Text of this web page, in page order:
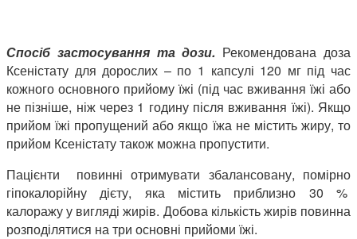
Спосіб застосування та дози. Рекомендована доза
Ксеністату для дорослих – по 1 капсулі 120 мг під час
кожного основного прийому їжі (під час вживання їжі або
не пізніше, ніж через 1 годину після вживання їжі). Якщо
прийом їжі пропущений або якщо їжа не містить жиру, то
прийом Ксеністату також можна пропустити.
Пацієнти повинні отримувати збалансовану, помірно
гіпокалорійну дієту, яка містить приблизно 30 %
калоражу у вигляді жирів. Добова кількість жирів повинна
розподілятися на три основні прийоми їжі.